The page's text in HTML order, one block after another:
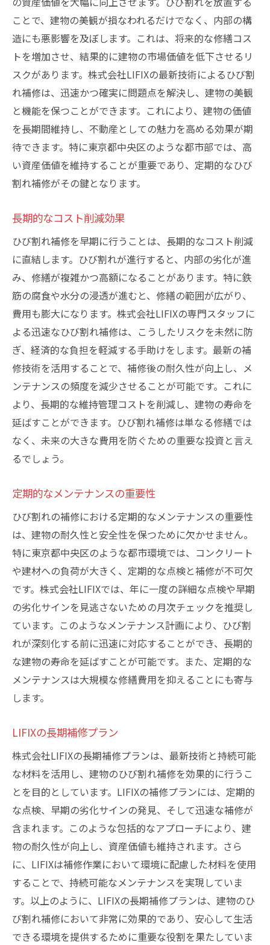
ことで、建物の美観が損なわれるだけでなく、内部の構
造にも悪影響を及ぼします。これは、将来的な修繕コス
トを増加させ、結果的に建物の市場価値を低下させるリ
スクがあります。株式会社LIFIXの最新技術によるひび割
れ補修は、迅速かつ確実に問題点を解決し、建物の美観
と機能を保つことができます。これにより、建物の価値
を長期間維持し、不動産としての魅力を高める効果が期
待できます。特に東京都中央区のような都市部では、高
い資産価値を維持することが重要であり、定期的なひび
割れ補修がその鍵となります。
長期的なコスト削減効果
ひび割れ補修を早期に行うことは、長期的なコスト削減
に直結します。ひび割れが進行すると、内部の劣化が進
み、修繕が複雑かつ高額になることがあります。特に鉄
筋の腐食や水分の浸透が進むと、修繕の範囲が広がり、
費用も膨大になります。株式会社LIFIXの専門スタッフに
よる迅速なひび割れ補修は、こうしたリスクを未然に防
ぎ、経済的な負担を軽減する手助けをします。最新の補
修技術を活用することで、補修後の耐久性が向上し、メ
ンテナンスの頻度を減少させることが可能です。これに
より、長期的な維持管理コストを削減し、建物の寿命を
延ばすことができます。ひび割れ補修は単なる修繕では
なく、未来の大きな費用を防ぐための重要な投資と言え
るでしょう。
定期的なメンテナンスの重要性
ひび割れの補修における定期的なメンテナンスの重要性
は、建物の耐久性と安全性を保つために欠かせません。
特に東京都中央区のような都市環境では、コンクリート
や建材への負荷が大きく、定期的な点検と補修が不可欠
です。株式会社LIFIXでは、年に一度の詳細な点検や早期
の劣化サインを見逃さないための月次チェックを推奨し
ています。このようなメンテナンス計画により、ひび割
れが深刻化する前に迅速に対応することができ、長期的
な建物の寿命を延ばすことが可能です。また、定期的な
メンテナンスは大規模な修繕費用を抑えることにも寄与
します。
LIFIXの長期補修プラン
株式会社LIFIXの長期補修プランは、最新技術と持続可能
な材料を活用し、建物のひび割れ補修を効果的に行うこ
とを目的としています。LIFIXの補修プランには、定期的
な点検、早期の劣化サインの発見、そして迅速な補修が
含まれます。このような包括的なアプローチにより、建
物の耐久性が向上し、資産価値も維持されます。さら
に、LIFIXは補修作業において環境に配慮した材料を使用
することで、持続可能なメンテナンスを実現していま
す。以上のように、LIFIXの長期補修プランは、建物のひ
び割れ補修において非常に効果的であり、安心して生活
できる環境を提供するために重要な役割を果たしていま